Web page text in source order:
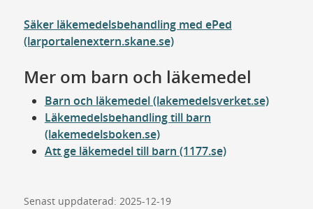
Säker läkemedelsbehandling med ePed
(larportalenextern.skane.se)
Mer om barn och läkemedel
Barn och läkemedel (lakemedelsverket.se)
Läkemedelsbehandling till barn
(lakemedelsboken.se)
Att ge läkemedel till barn (1177.se)
Senast uppdaterad: 2025-12-19